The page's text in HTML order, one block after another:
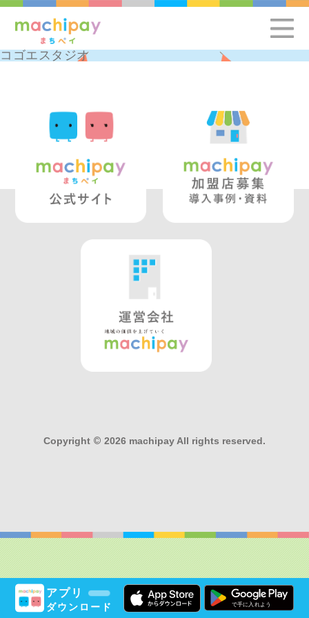
アプリ
ダウンロード
コゴエスタジオ
Copyright © 2026 machipay All rights reserved.